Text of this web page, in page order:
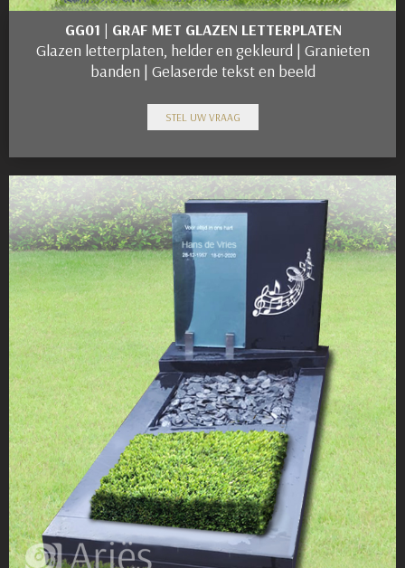
GG01 | GRAF MET GLAZEN LETTERPLATEN
Glazen letterplaten, helder en gekleurd | Granieten
banden | Gelaserde tekst en beeld
STEL UW VRAAG